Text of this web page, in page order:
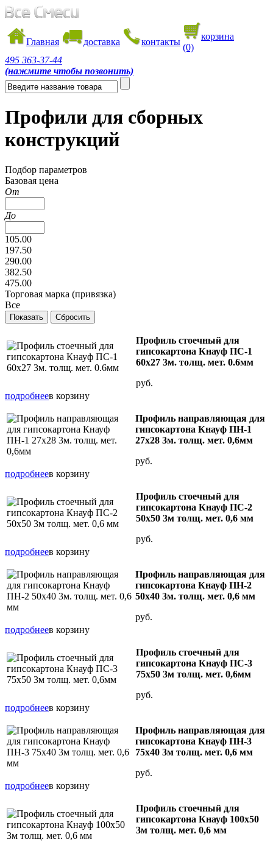
Главная доставка контакты
корзина
(0)
495 363-37-44
(нажмите чтобы позвонить)
Профили для сборных
конструкций
Подбор параметров
Базовая цена
От
До
105.00
197.50
290.00
382.50
475.00
Торговая марка (привязка)
Все
Профиль стоечный для
гипсокартона Кнауф ПС-1
60x27 3м. толщ. мет. 0.6мм
руб.
подробнеев корзину
Профиль направляющая для
гипсокартона Кнауф ПН-1
27x28 3м. толщ. мет. 0,6мм
руб.
подробнеев корзину
Профиль стоечный для
гипсокартона Кнауф ПС-2
50х50 3м толщ. мет. 0,6 мм
руб.
подробнеев корзину
Профиль направляющая для
гипсокартона Кнауф ПН-2
50х40 3м. толщ. мет. 0,6 мм
руб.
подробнеев корзину
Профиль стоечный для
гипсокартона Кнауф ПС-3
75х50 3м толщ. мет. 0,6мм
руб.
подробнеев корзину
Профиль направляющая для
гипсокартона Кнауф ПН-3
75х40 3м толщ. мет. 0,6 мм
руб.
подробнеев корзину
Профиль стоечный для
гипсокартона Кнауф 100х50
3м толщ. мет. 0,6 мм